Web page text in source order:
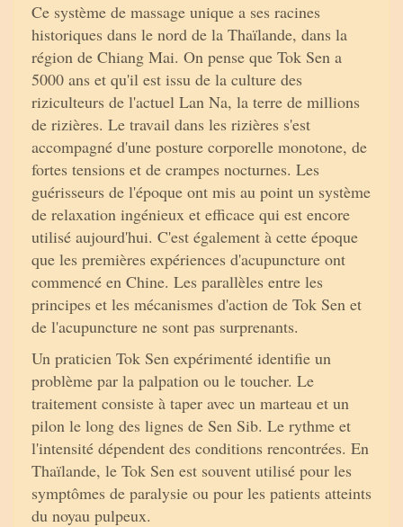
Ce système de massage unique a ses racines
historiques dans le nord de la Thaïlande, dans la
région de Chiang Mai. On pense que Tok Sen a
5000 ans et qu'il est issu de la culture des
riziculteurs de l'actuel Lan Na, la terre de millions
de rizières. Le travail dans les rizières s'est
accompagné d'une posture corporelle monotone, de
fortes tensions et de crampes nocturnes. Les
guérisseurs de l'époque ont mis au point un système
de relaxation ingénieux et efficace qui est encore
utilisé aujourd'hui. C'est également à cette époque
que les premières expériences d'acupuncture ont
commencé en Chine. Les parallèles entre les
principes et les mécanismes d'action de Tok Sen et
de l'acupuncture ne sont pas surprenants.
Un praticien Tok Sen expérimenté identifie un
problème par la palpation ou le toucher. Le
traitement consiste à taper avec un marteau et un
pilon le long des lignes de Sen Sib. Le rythme et
l'intensité dépendent des conditions rencontrées. En
Thaïlande, le Tok Sen est souvent utilisé pour les
symptômes de paralysie ou pour les patients atteints
du noyau pulpeux.